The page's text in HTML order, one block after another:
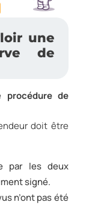
une
de
procédure de
doit être
par les deux
signé.
n’ont pas été